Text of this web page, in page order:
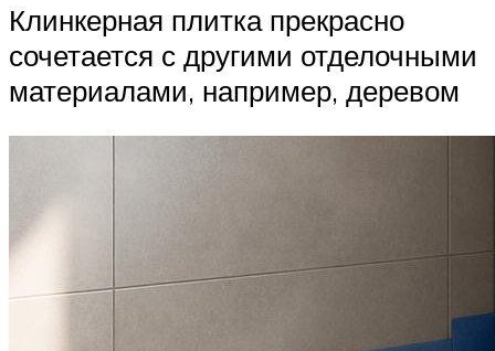
Клинкерная плитка прекрасно
сочетается с другими отделочными
материалами, например, деревом